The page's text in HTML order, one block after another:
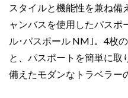
ル
テ
ュ
ル･
パ
スタイルと機能性を兼ね備
ャンバスを使用したパスポ
ル･パスポール NM｣。4枚
と、パスポートを簡単に取
備えたモダンなトラベラー